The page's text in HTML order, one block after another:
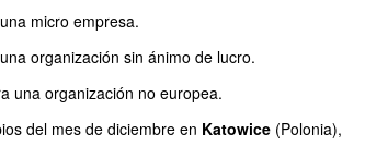
micro empresa.
organización sin ánimo de lucro.
una organización no europea.
del mes de diciembre en Katowice (Polonia),